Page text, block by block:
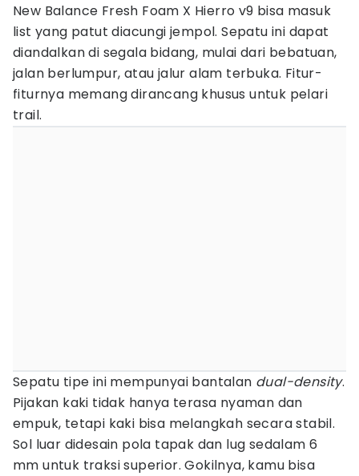
New Balance Fresh Foam X Hierro v9 bisa masuk
list yang patut diacungi jempol. Sepatu ini dapat
diandalkan di segala bidang, mulai dari bebatuan,
jalan berlumpur, atau jalur alam terbuka. Fitur-
fiturnya memang dirancang khusus untuk pelari
trail.
Sepatu tipe ini mempunyai bantalan dual-density.
Pijakan kaki tidak hanya terasa nyaman dan
empuk, tetapi kaki bisa melangkah secara stabil.
Sol luar didesain pola tapak dan lug sedalam 6
mm untuk traksi superior. Gokilnya, kamu bisa